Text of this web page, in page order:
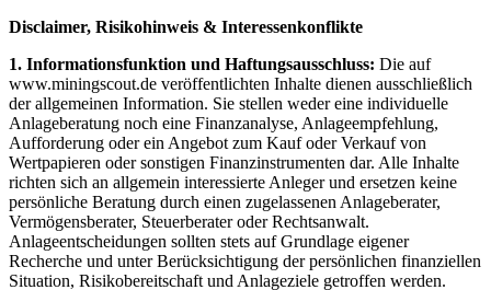
Disclaimer, Risikohinweis & Interessenkonflikte
1. Informationsfunktion und Haftungsausschluss: Die auf
www.miningscout.de veröffentlichten Inhalte dienen ausschließlich
der allgemeinen Information. Sie stellen weder eine individuelle
Anlageberatung noch eine Finanzanalyse, Anlageempfehlung,
Aufforderung oder ein Angebot zum Kauf oder Verkauf von
Wertpapieren oder sonstigen Finanzinstrumenten dar. Alle Inhalte
richten sich an allgemein interessierte Anleger und ersetzen keine
persönliche Beratung durch einen zugelassenen Anlageberater,
Vermögensberater, Steuerberater oder Rechtsanwalt.
Anlageentscheidungen sollten stets auf Grundlage eigener
Recherche und unter Berücksichtigung der persönlichen finanziellen
Situation, Risikobereitschaft und Anlageziele getroffen werden.